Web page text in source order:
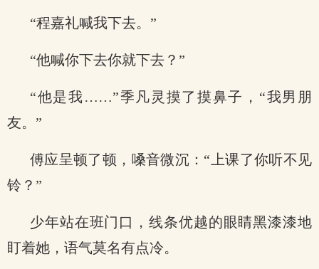
“程嘉礼喊我下去。”
“他喊你下去你就下去？”
“他是我……”季凡灵摸了摸鼻子，“我男朋
友。”
傅应呈顿了顿，嗓音微沉：“上课了你听不见
铃？”
少年站在班门口，线条优越的眼睛黑漆漆地
盯着她，语气莫名有点冷。